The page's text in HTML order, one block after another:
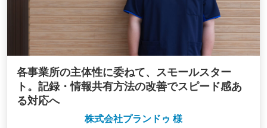
各事業所の主体性に委ねて、スモールスター
ト。記録・情報共有方法の改善でスピード感あ
る対応へ
株式会社プランドゥ 様